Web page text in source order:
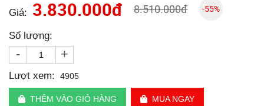
Giá: 3.830.000đ 8.510.000đ -55%
Số lượng:
- +
Lượt xem: 4905
THÊM VÀO GIỎ HÀNG MUA NGAY